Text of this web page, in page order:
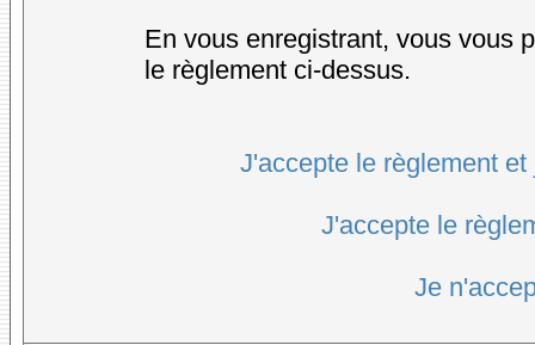
En vous enregistrant, vous vous
le règlement ci-dessus.
J'accepte le règlement
J'accepte le
Je